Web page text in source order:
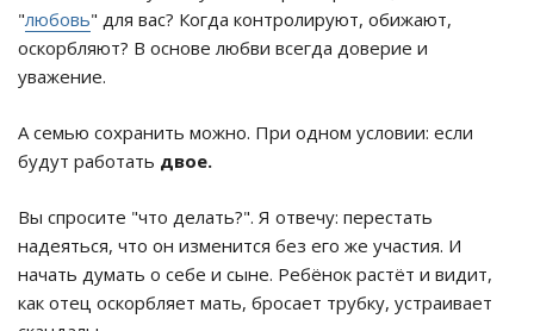
"любовь" для вас? Когда контролируют, обижают,
оскорбляют? В основе любви всегда доверие и
уважение.
А семью сохранить можно. При одном условии: если
будут работать двое.
Вы спросите "что делать?". Я отвечу: перестать
надеяться, что он изменится без его же участия. И
начать думать о себе и сыне. Ребёнок растёт и видит,
как отец оскорбляет мать, бросает трубку, устраивает